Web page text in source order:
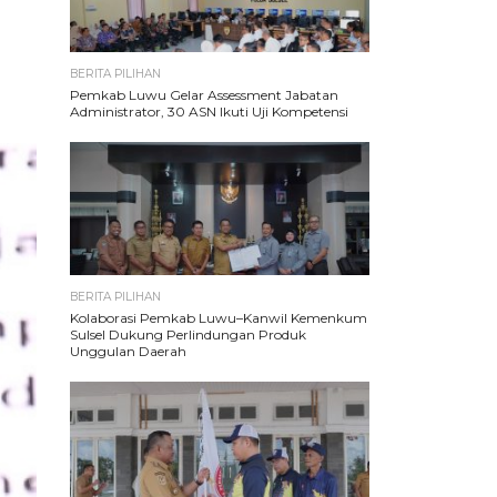
BERITA PILIHAN
Pemkab Luwu Gelar Assessment Jabatan
Administrator, 30 ASN Ikuti Uji Kompetensi
BERITA PILIHAN
Kolaborasi Pemkab Luwu–Kanwil Kemenkum
Sulsel Dukung Perlindungan Produk
Unggulan Daerah